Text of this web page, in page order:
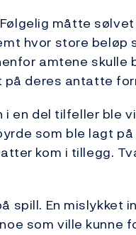
måtte
hvor store beløp
amtene
på deres antatte
en del tilfeller ble
som ble lagt
kom i tillegg.
spill. En mislykket
som ville kunne